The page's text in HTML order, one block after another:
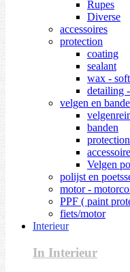
Rupes
Diverse
accessoires
protection
coating
sealant
wax -
detailing
velgen en
banden
protection
Velgen
polijst en
motor -
PPF ( paint
fiets/motor
Interieur
In Interieur